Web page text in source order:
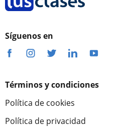
Síguenos en
Términos y condiciones
Política de cookies
Política de privacidad